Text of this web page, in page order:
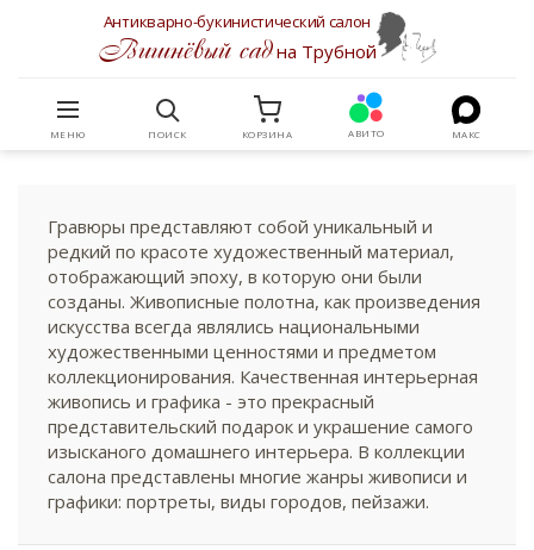
Антикварно-букинистический салон
Вишнёвый садна Трубной
МЕНЮ ПОИСК КОРЗИНА АВИТО МАКС
Гравюры представляют собой уникальный и
редкий по красоте художественный материал,
отображающий эпоху, в которую они были
созданы. Живописные полотна, как произведения
искусства всегда являлись национальными
художественными ценностями и предметом
коллекционирования. Качественная интерьерная
живопись и графика - это прекрасный
представительский подарок и украшение самого
изысканого домашнего интерьера. В коллекции
салона представлены многие жанры живописи и
графики: портреты, виды городов, пейзажи.